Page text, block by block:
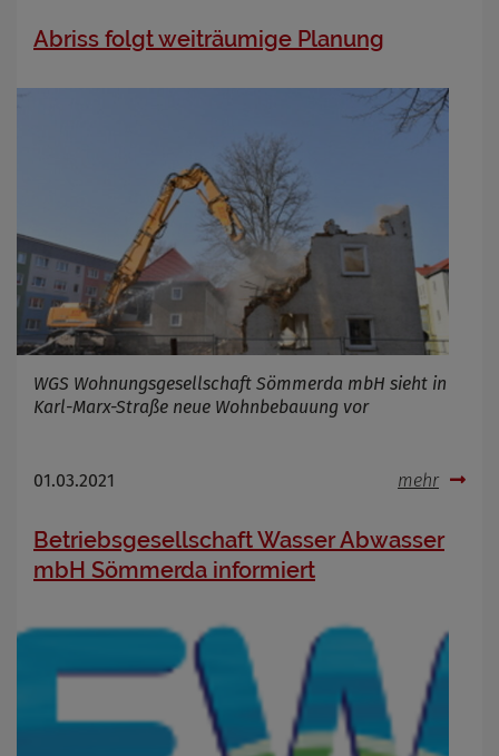
Abriss folgt weiträumige Planung
WGS Wohnungsgesellschaft Sömmerda mbH sieht in
Karl-Marx-Straße neue Wohnbebauung vor
01.03.2021 mehr
Betriebsgesellschaft Wasser Abwasser
mbH Sömmerda informiert